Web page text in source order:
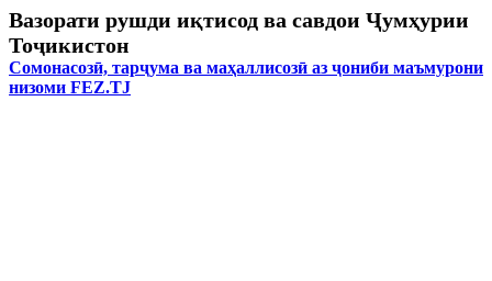
Вазорати рушди иқтисод ва савдои Ҷумҳурии
Тоҷикистон
Сомонасозӣ, тарҷума ва маҳаллисозӣ аз ҷониби маъмурони
низоми FEZ.TJ